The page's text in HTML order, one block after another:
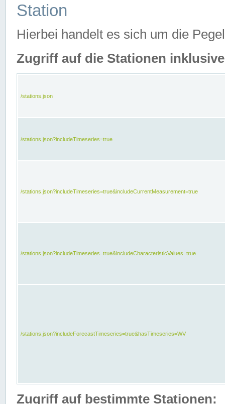
Station
Hierbei handelt es sich um die
Zugriff auf die Stationen
/stations.json
/stations.json?includeTimeseries=true
/stations.json?includeTimeseries=true&includeCurrentMeasurement=true
/stations.json?includeTimeseries=true&includeCharacteristicValues=true
/stations.json?includeForecastTimeseries=true&hasTimeseries=WV
Zugriff auf bestimmte Stationen: